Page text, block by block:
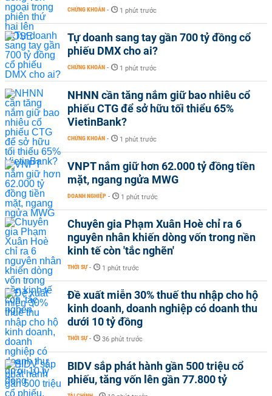
CHỨNG KHOÁN - 1 phút trước
Tự doanh sang tay gần 700 tỷ đồng cổ
phiếu DMX cho ai?
CHỨNG KHOÁN - 1 phút trước
NHNN cần tăng nắm giữ bao nhiêu cổ
phiếu CTG để sở hữu tối thiểu 65%
VietinBank?
CHỨNG KHOÁN - 1 phút trước
VNPT nắm giữ hơn 62.000 tỷ đồng tiền
mặt, ngang ngửa MWG
DOANH NGHIỆP - 1 phút trước
Chuyên gia Phạm Xuân Hoè chỉ ra 6
nguyên nhân khiến dòng vốn trong nền
kinh tế còn 'tắc nghẽn'
THỜI SỰ - 1 phút trước
Đề xuất miễn 30% thuế thu nhập cho hộ
kinh doanh, doanh nghiệp có doanh thu
dưới 10 tỷ đồng
THỜI SỰ - 36 phút trước
BIDV sắp phát hành gần 500 triệu cổ
phiếu, tăng vốn lên gần 77.800 tỷ